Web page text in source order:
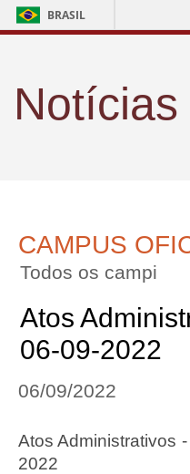
BRASIL
Notícias
CAMPUS
Todos os campi
Atos
06-09-2022
06/09/2022
Atos Administrativos
2022